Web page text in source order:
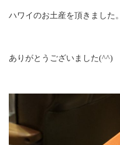
ハワイのお土産を頂きました。
ありがとうございました(^^)